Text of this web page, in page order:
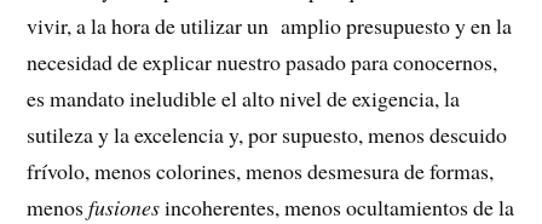
vivir, a la hora de utilizar un amplio presupuesto y en la
necesidad de explicar nuestro pasado para conocernos,
es mandato ineludible el alto nivel de exigencia, la
sutileza y la excelencia y, por supuesto, menos descuido
frívolo, menos colorines, menos desmesura de formas,
menosfusionesincoherentes, menos ocultamientos de la